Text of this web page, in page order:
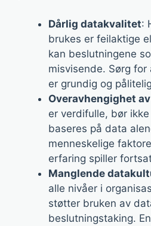
Dårlig datakvalitet:
brukes er feilaktige
kan beslutningene
misvisende. Sørg
er grundig og
Overavhengighet
er verdifulle, bør
baseres på data
menneskelige
erfaring spiller
Manglende
alle nivåer i
støtter bruken av
beslutningstaking.